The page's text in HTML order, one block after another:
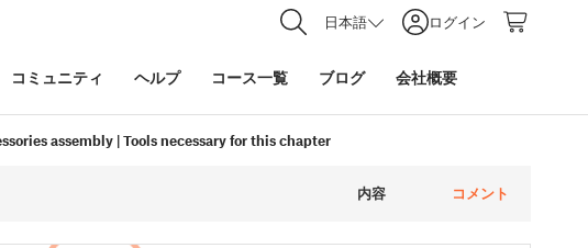
日本語 ログイン
コミュニティ ヘルプ コース一覧 ブログ 会社概要
assembly | Tools necessary for this chapter
内容 コメント